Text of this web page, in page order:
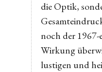
die Optik,
noch der 1967-
Wirkung
lustigen und